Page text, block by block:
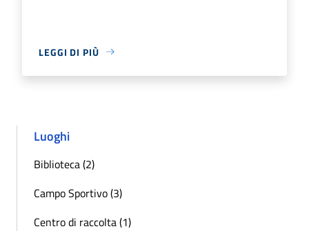
LEGGI DI PIÙ
Luoghi
Biblioteca (2)
Campo Sportivo (3)
Centro di raccolta (1)